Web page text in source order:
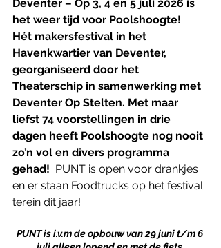
Deventer – Op 3, 4 en 5 juli 2026 is
het weer tijd voor Poolshoogte!
Hét makersfestival in het
Havenkwartier van Deventer,
georganiseerd door het
Theaterschip in samenwerking met
Deventer Op Stelten. Met maar
liefst 74 voorstellingen in drie
dagen heeft Poolshoogte nog nooit
zo’n vol en divers programma
gehad! PUNT is open voor drankjes
en er staan Foodtrucks op het festival
terein dit jaar!
PUNT is i.v.m de opbouw van 29 juni t/m 6